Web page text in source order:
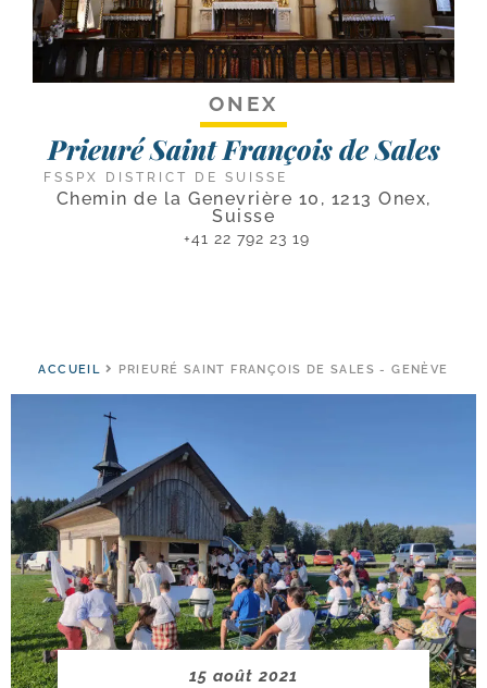
ONEX
Prieuré Saint François de Sales
FSSPX DISTRICT DE SUISSE
Chemin de la Genevrière 10, 1213 Onex,
Suisse
+41 22 792 23 19
ACCUEIL PRIEURÉ SAINT FRANÇOIS DE SALES - GENÈVE
15 août 2021